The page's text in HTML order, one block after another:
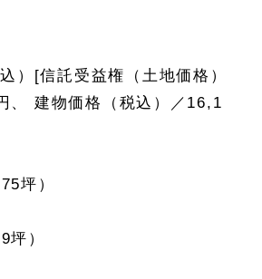
）[信託受益権（土地価格）
、 建物価格（税込）／16,1
坪）
）